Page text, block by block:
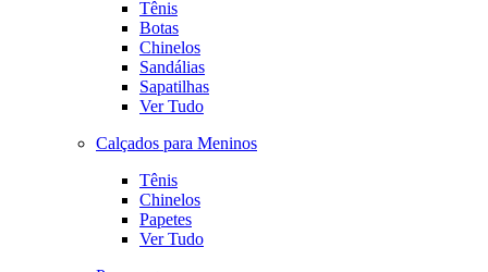
Tênis
Botas
Chinelos
Sandálias
Sapatilhas
Ver Tudo
Calçados para Meninos
Tênis
Chinelos
Papetes
Ver Tudo